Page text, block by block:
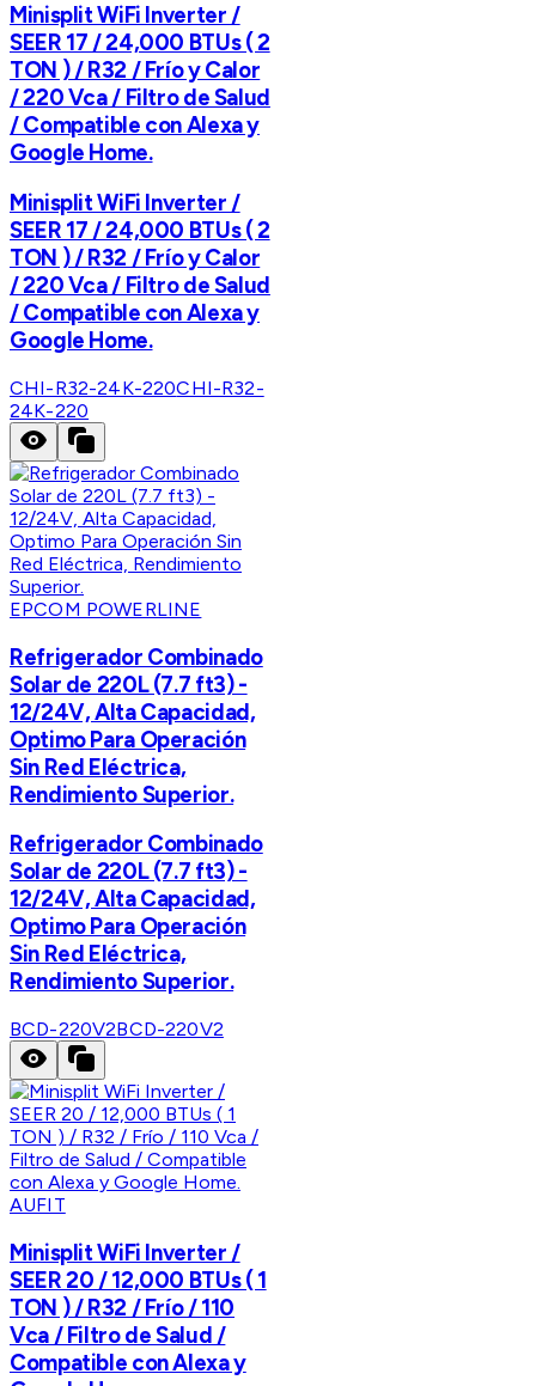
Minisplit WiFi Inverter /
SEER 17 / 24,000 BTUs ( 2
TON ) / R32 / Frío y Calor
/ 220 Vca / Filtro de Salud
/ Compatible con Alexa y
Google Home.
Minisplit WiFi Inverter /
SEER 17 / 24,000 BTUs ( 2
TON ) / R32 / Frío y Calor
/ 220 Vca / Filtro de Salud
/ Compatible con Alexa y
Google Home.
CHI-R32-24K-220CHI-R32-
24K-220
EPCOM POWERLINE
Refrigerador Combinado
Solar de 220L (7.7 ft3) -
12/24V, Alta Capacidad,
Optimo Para Operación
Sin Red Eléctrica,
Rendimiento Superior.
Refrigerador Combinado
Solar de 220L (7.7 ft3) -
12/24V, Alta Capacidad,
Optimo Para Operación
Sin Red Eléctrica,
Rendimiento Superior.
BCD-220V2BCD-220V2
AUFIT
Minisplit WiFi Inverter /
SEER 20 / 12,000 BTUs ( 1
TON ) / R32 / Frío / 110
Vca / Filtro de Salud /
Compatible con Alexa y